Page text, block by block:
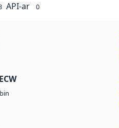
API-ar 0
bin